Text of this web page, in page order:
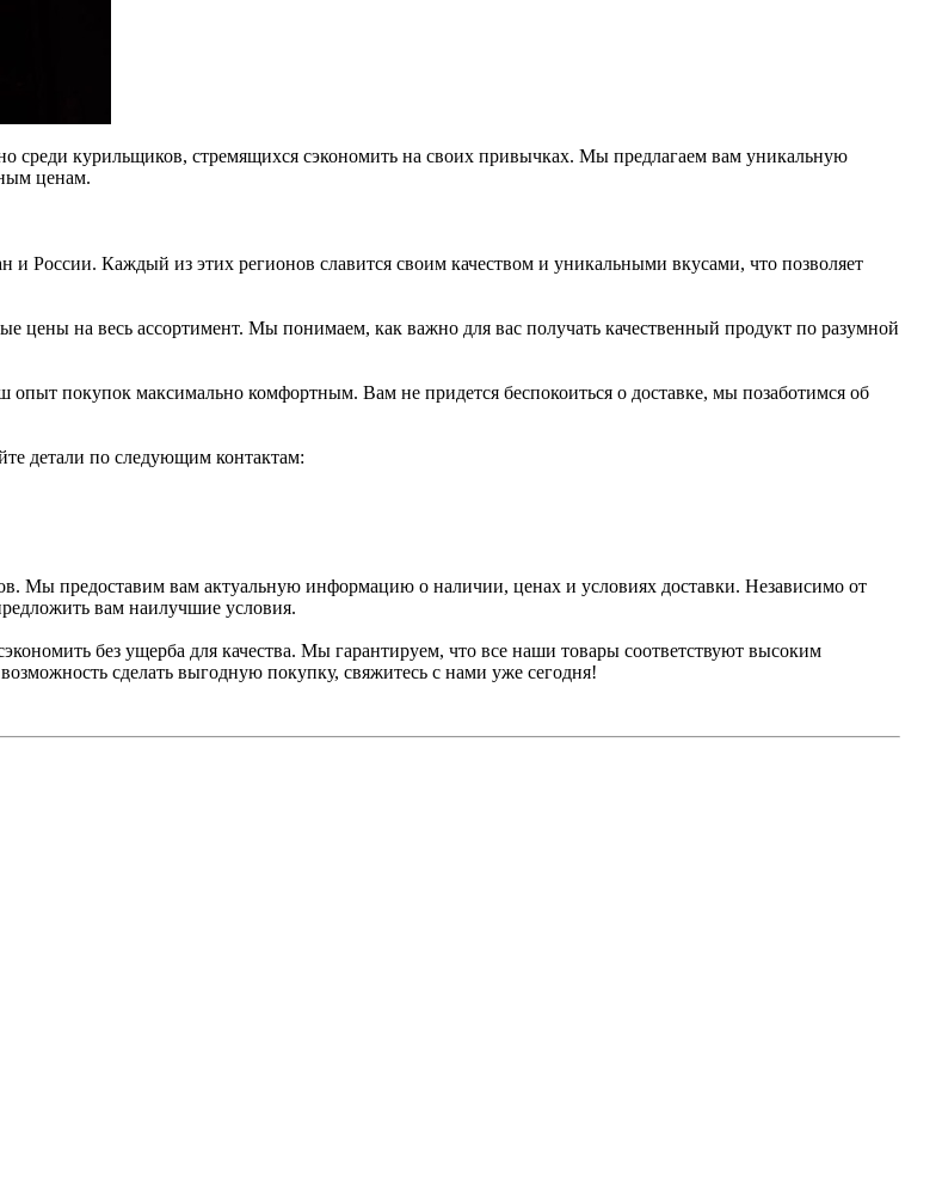
среди курильщиков, стремящихся сэкономить на своих привычках. Мы предлагаем вам уникальную
ценам.
России. Каждый из этих регионов славится своим качеством и уникальными вкусами, что позволяет
цены на весь ассортимент. Мы понимаем, как важно для вас получать качественный продукт по разумной
покупок максимально комфортным. Вам не придется беспокоиться о доставке, мы позаботимся об
детали по следующим контактам:
Мы предоставим вам актуальную информацию о наличии, ценах и условиях доставки. Независимо от
вам наилучшие условия.
без ущерба для качества. Мы гарантируем, что все наши товары соответствуют высоким
сделать выгодную покупку, свяжитесь с нами уже сегодня!